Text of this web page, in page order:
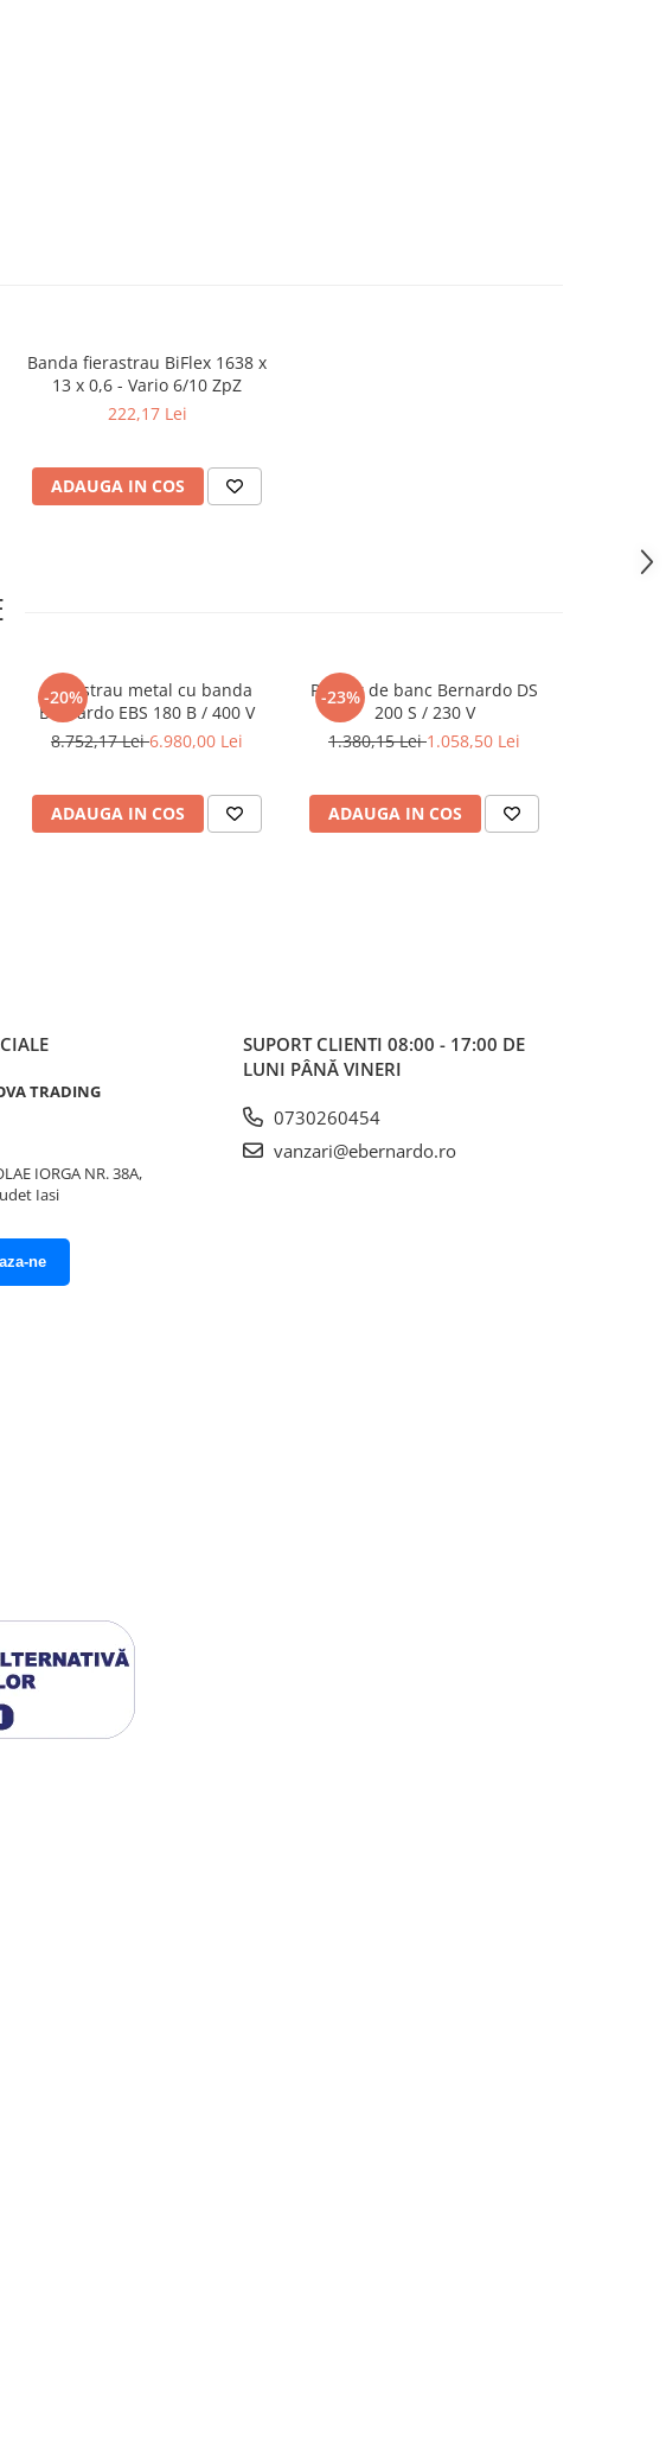
Banda fierastrau BiFlex 1638 x
13 x 0,6 - Vario 6/10 ZpZ
222,17 Lei
ADAUGA IN COS
-20%
Fierastrau metal cu banda
Bernardo EBS 180 B / 400 V
8.752,17 Lei6.980,00 Lei
ADAUGA IN COS
-23%
Polizor de banc Bernardo DS
200 S / 230 V
1.380,15 Lei1.058,50 Lei
ADAUGA IN COS
TRADING
IORGA NR. 38A,
Iasi
ne
SUPORT CLIENTI 08:00 - 17:00 DE
LUNI PÂNĂ VINERI
0730260454
vanzari@ebernardo.ro